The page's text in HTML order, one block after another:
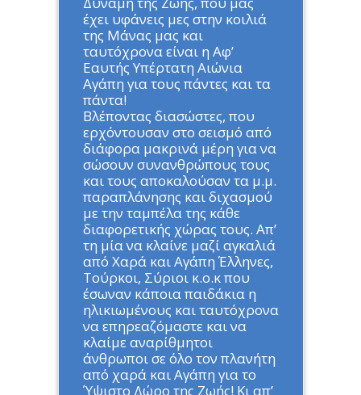
έχει υφάνεις μες στην κοιλιά
της Μάνας μας και
ταυτόχρονα είναι η Αφ’
Εαυτής Υπέρτατη Αιώνια
Αγάπη για τους πάντες και τα
πάντα!
Βλέποντας διασώστες, που
ερχόντουσαν στο σεισμό από
διάφορα μακρινά μέρη για να
σώσουν συνανθρώπους τους
και τους αποκαλούσαν τα μ.μ.
παραπλάνησης και διχασμού
με την ταμπέλα της κάθε
διαφορετικής χώρας τους. Απ’
τη μία να κλαίνε μαζί αγκαλιά
από Χαρά και Αγάπη Έλληνες,
Τούρκοι, Σύριοι κ.ο.κ που
έσωναν κάποια παιδάκια η
ηλικιωμένους και ταυτόχρονα
να επηρεαζόμαστε και να
κλαίμε αναρίθμητοι
άνθρωποι σε όλο τον πλανήτη
από χαρά και Αγάπη για το
Ύψιστο Δώρο της Ζωής! Κι απ’